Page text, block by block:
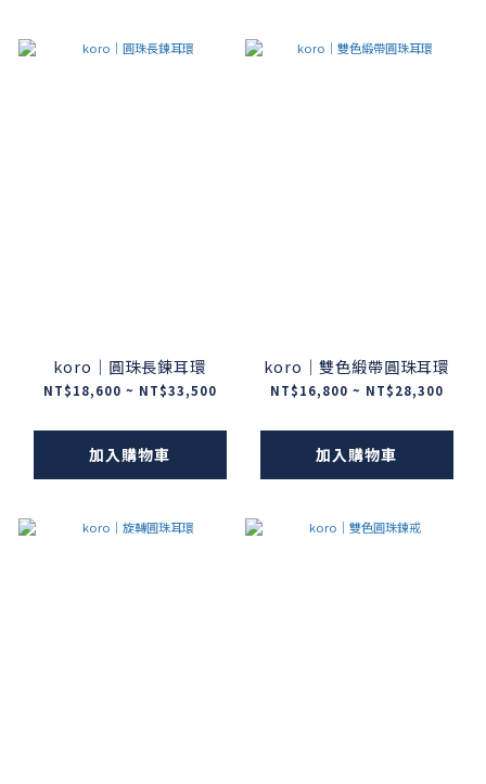
koro｜圓珠長鍊耳環
NT$18,600 ~ NT$33,500
加入購物車
koro｜雙色緞帶圓珠耳環
NT$16,800 ~ NT$28,300
加入購物車